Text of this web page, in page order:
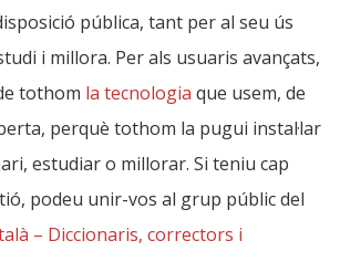
pública, tant per al seu ús
i millora. Per als usuaris avançats,
tothom la tecnologia que usem, de
perquè tothom la pugui instal·lar
estudiar o millorar. Si teniu cap
podeu unir-vos al grup públic del
– Diccionaris, correctors i